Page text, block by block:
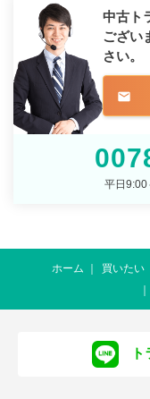
中古ト
ござい
さい。
mail
平日9:00
ホーム 買いたい